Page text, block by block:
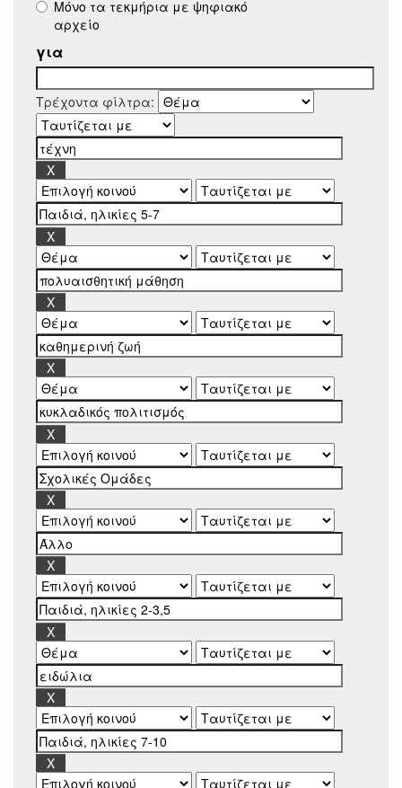
Μόνο τα τεκμήρια με ψηφιακό
αρχείο
για
Τρέχοντα φίλτρα: